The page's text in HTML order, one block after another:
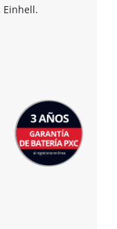
Einhell.